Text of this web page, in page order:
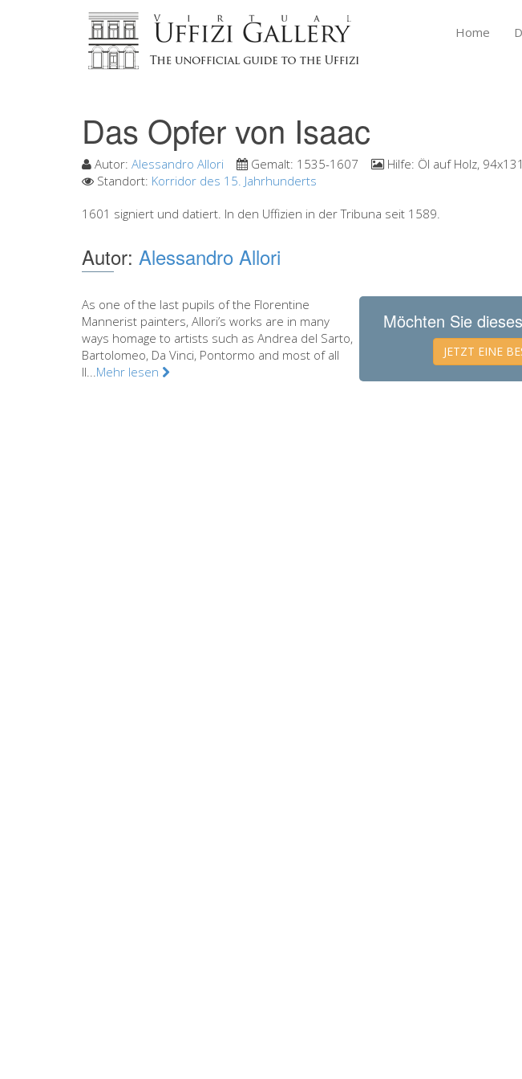
Home
Das Opfer von Isaac
Autor: Alessandro Allori Gemalt: 1535-1607 Hilfe: Öl auf Holz, 94x131
Standort: Korridor des 15. Jahrhunderts
1601 signiert und datiert. In den Uffizien in der Tribuna seit 1589.
Autor: Alessandro Allori
Möchten Sie
JETZT EINE
As one of the last pupils of the Florentine
Mannerist painters, Allori’s works are in many
ways homage to artists such as Andrea del Sarto,
Bartolomeo, Da Vinci, Pontormo and most of all
Il...Mehr lesen